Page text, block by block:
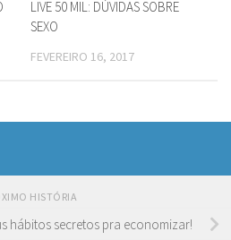
LIVE 50 MIL: DÚVIDAS SOBRE
SEXO
FEVEREIRO 16, 2017
HISTÓRIA
hábitos secretos pra economizar!